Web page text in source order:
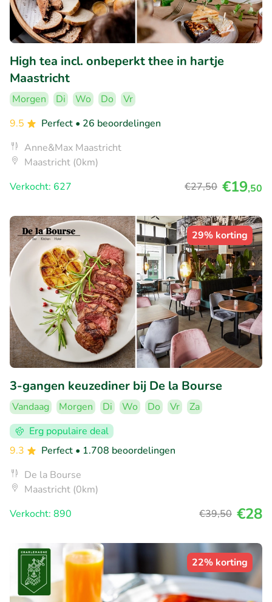
High tea incl. onbeperkt thee in hartje
Maastricht
Morgen Di Wo Do
Vr
9.5
Perfect • 26 beoordelingen
Anne&Max Maastricht
Maastricht (0km)
Verkocht: 627
€27,50 €19,50
29% korting
3-gangen keuzediner bij De la Bourse
Vandaag Morgen Di Wo Do Vr
Za
Erg populaire deal
9.3
Perfect • 1.708 beoordelingen
De la Bourse
Maastricht (0km)
Verkocht: 890
€39,50 €28
22% korting